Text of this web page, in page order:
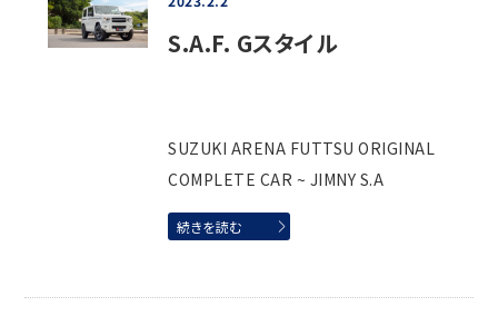
S.A.F. Gスタイル
SUZUKI ARENA FUTTSU ORIGINAL
COMPLETE CAR ~ JIMNY S.A
続きを読む